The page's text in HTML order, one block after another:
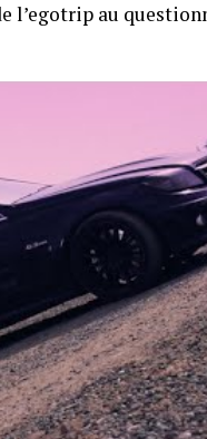
l’egotrip au